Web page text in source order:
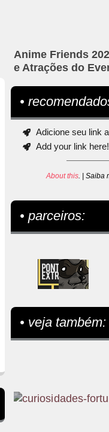
Anime Friends
e Atrações do
•
Adicione seu link
Add your link here!
About this. | Saiba
• parceiros:
• veja também: